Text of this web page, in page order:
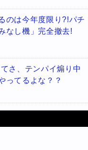
のは今年度限り?!パチ
なし機」完全撤去!
さ、テンパイ煽り中
ってるよな？？